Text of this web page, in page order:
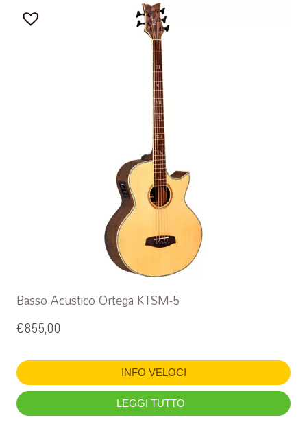
Basso Acustico Ortega KTSM-5
€855,00
INFO VELOCI
LEGGI TUTTO